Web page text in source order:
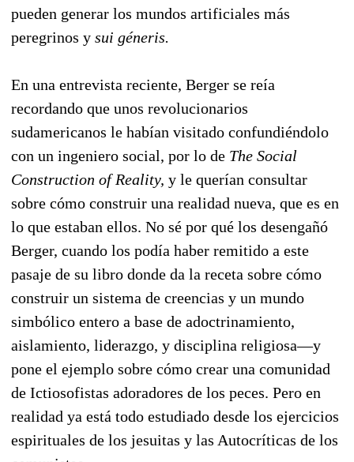
pueden generar los mundos artificiales más
peregrinos y sui géneris.
En una entrevista reciente, Berger se reía
recordando que unos revolucionarios
sudamericanos le habían visitado confundiéndolo
con un ingeniero social, por lo de The Social
Construction of Reality, y le querían consultar
sobre cómo construir una realidad nueva, que es en
lo que estaban ellos. No sé por qué los desengañó
Berger, cuando los podía haber remitido a este
pasaje de su libro donde da la receta sobre cómo
construir un sistema de creencias y un mundo
simbólico entero a base de adoctrinamiento,
aislamiento, liderazgo, y disciplina religiosa—y
pone el ejemplo sobre cómo crear una comunidad
de Ictiosofistas adoradores de los peces. Pero en
realidad ya está todo estudiado desde los ejercicios
espirituales de los jesuitas y las Autocríticas de los